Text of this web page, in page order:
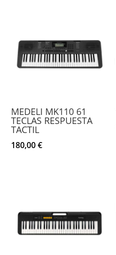
MEDELI MK110 61
TECLAS RESPUESTA
TACTIL
180,00€